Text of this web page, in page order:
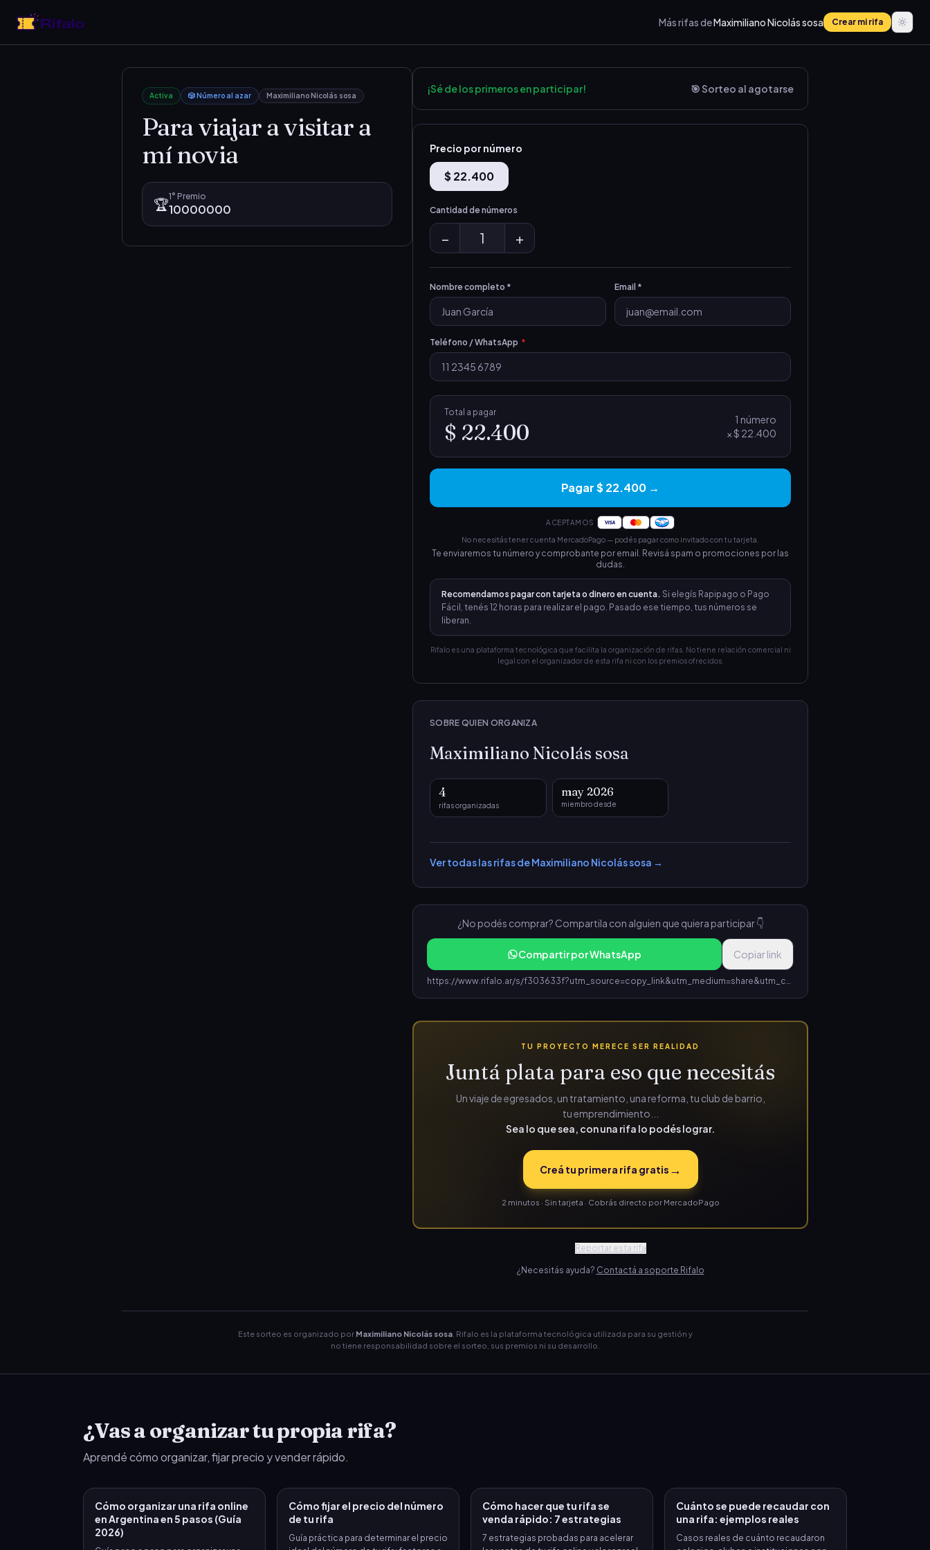
Más rifas deMaximiliano Nicolás sosa Crear mi rifa
Activa 🎲 Número al azar Maximiliano Nicolás sosa
Para viajar a visitar a
mí novia
🏆1° Premio
10000000
¡Sé de los primeros en participar! 🎯 Sorteo al agotarse
Precio por número
$ 22.400
Cantidad de números
− 1 +
Nombre completo * Email *
Teléfono / WhatsApp *
Total a pagar
$ 22.400
1 número
×$ 22.400
Pagar $ 22.400 →
ACEPTAMOS
No necesitás tener cuenta MercadoPago — podés pagar como invitado con tu tarjeta.
Te enviaremos tu número y comprobante por email. Revisá spam o promociones por las
dudas.
Recomendamos pagar con tarjeta o dinero en cuenta. Si elegís Rapipago o Pago
Fácil, tenés 12 horas para realizar el pago. Pasado ese tiempo, tus números se
liberan.
Rifalo es una plataforma tecnológica que facilita la organización de rifas. No tiene relación comercial ni
legal con el organizador de esta rifa ni con los premios ofrecidos.
SOBRE QUIEN ORGANIZA
Maximiliano Nicolás sosa
4
rifas organizadas
may 2026
miembro desde
Ver todas las rifas deMaximiliano Nicolás sosa →
¿No podés comprar? Compartila con alguien que quiera participar 👇
Compartir por WhatsApp Copiar link
https://www.rifalo.ar/s/f303633f?utm_source=copy_link&utm_medium=share&utm_campaign=rifa_f303633f-e0ed-49e1-a6d0-750caf9511bf
TU PROYECTO MERECE SER REALIDAD
Juntá plata para eso que necesitás
Un viaje de egresados, un tratamiento, una reforma, tu club de barrio,
tu emprendimiento...
Sea lo que sea, con una rifa lo podés lograr.
Creá tu primera rifa gratis →
2 minutos · Sin tarjeta · Cobrás directo por MercadoPago
Reportar esta rifa
¿Necesitás ayuda? Contactá a soporte Rifalo
Este sorteo es organizado por Maximiliano Nicolás sosa. Rifalo es la plataforma tecnológica utilizada para su gestión y
no tiene responsabilidad sobre el sorteo, sus premios ni su desarrollo.
¿Vas a organizar tu propia rifa?
Aprendé cómo organizar, fijar precio y vender rápido.
Cómo organizar una rifa online
en Argentina en 5 pasos (Guía
2026)
Cómo fijar el precio del número
de tu rifa
Guía práctica para determinar el precio
Cómo hacer que tu rifa se
venda rápido: 7 estrategias
7 estrategias probadas para acelerar
Cuánto se puede recaudar con
una rifa: ejemplos reales
Casos reales de cuánto recaudaron